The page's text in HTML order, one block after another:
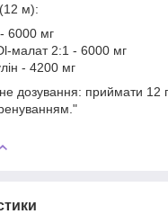
м):
- 6000 мг
малат 2:1 - 6000 мг
- 4200 мг
дозування: приймати 12